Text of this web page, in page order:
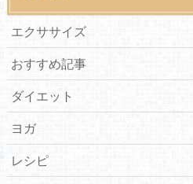
エクササイズ
おすすめ記事
ダイエット
ヨガ
レシピ